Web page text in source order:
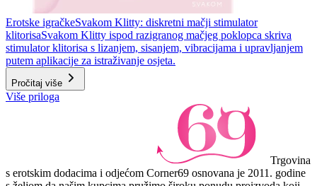
Erotske igračkeSvakom Klitty: diskretni mačji stimulator
klitorisaSvakom Klitty ispod razigranog mačjeg poklopca skriva
stimulator klitorisa s lizanjem, sisanjem, vibracijama i upravljanjem
putem aplikacije za istraživanje osjeta.
Pročitaj više
Više priloga
Trgovina
s erotskim dodacima i odjećom Corner69 osnovana je 2011. godine